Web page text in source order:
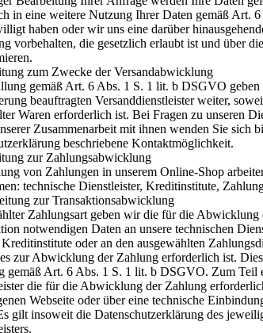
in eine weitere Nutzung Ihrer Daten gemäß Art.
haben oder wir uns eine darüber
vorbehalten, die gesetzlich erlaubt ist und über
zum Zwecke der Versandabwicklung
gemäß Art. 6 Abs. 1 S. 1 lit. b DSGVO
beauftragten Versanddienstleister weiter,
Waren erforderlich ist. Bei Fragen zu unseren
Zusammenarbeit mit ihnen wenden Sie sich
beschriebene Kontaktmöglichkeit.
zur Zahlungsabwicklung
von Zahlungen in unserem Online-Shop
technische Dienstleister, Kreditinstitute,
zur Transaktionsabwicklung
Zahlungsart geben wir die für die Abwicklung
notwendigen Daten an unsere technischen
oder an den ausgewählten
zur Abwicklung der Zahlung erforderlich ist.
gemäß Art. 6 Abs. 1 S. 1 lit. b DSGVO. Zum Teil
die für die Abwicklung der Zahlung
Webseite oder über eine technische
gilt insoweit die Datenschutzerklärung des